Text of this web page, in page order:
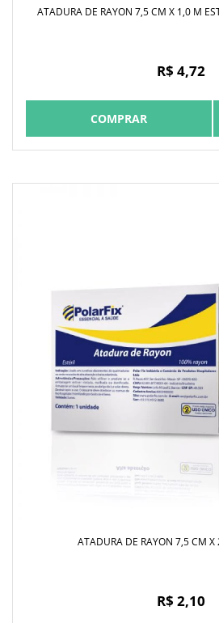
ATADURA DE RAYON 7,5 CM X 1,0 M
R$ 4,72
COMPRAR
ATADURA DE RAYON 7,5 CM X
R$ 2,10